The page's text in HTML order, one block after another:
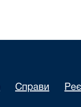
Справи